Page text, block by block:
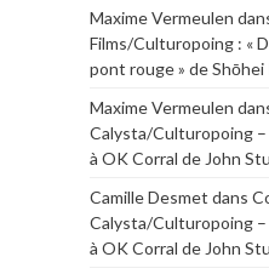
Maxime Vermeulen
Films/Culturopoing : «
pont rouge » de Shōhei
Maxime Vermeulen
Calysta/Culturopoing
à OK Corral de John
Camille Desmet dans
Calysta/Culturopoing
à OK Corral de John